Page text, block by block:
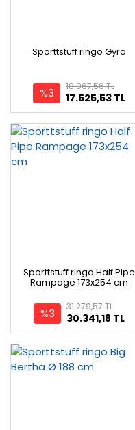
Sporttstuff ringo Gyro
%3 17.525,53 TL
18.067,56 TL
Sporttstuff ringo Half Pipe
Rampage 173x254 cm
%3 30.341,18 TL
31.279,57 TL